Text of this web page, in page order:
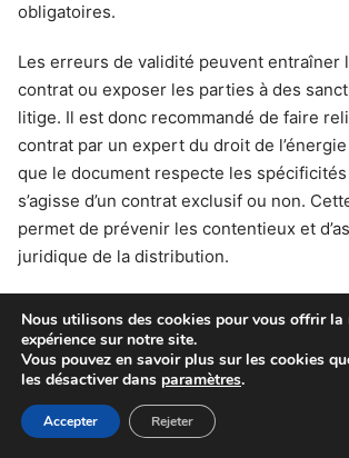
obligatoires.
Les erreurs de validité peuvent entraîner
contrat ou exposer les parties à des
litige. Il est donc recommandé de faire
contrat par un expert du droit de l’énergie
que le document respecte les spécificités
s’agisse d’un contrat exclusif ou non.
permet de prévenir les contentieux et
juridique de la distribution.
Erreurs fréquentes,
de litige et bonnes
Dans la pratique, plusieurs erreurs
Nous utilisons des cookies pour vous offrir la
expérience sur notre site.
Vous pouvez en savoir plus sur les cookies
les désactiver dans paramètres.
Accepter Rejeter